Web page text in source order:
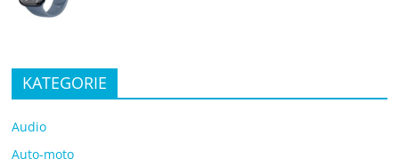
KATEGORIE
Audio
Auto-moto